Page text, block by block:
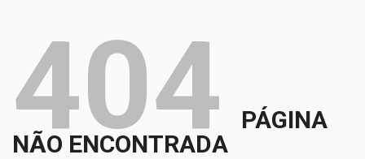
404
PÁGINA
NÃO ENCONTRADA